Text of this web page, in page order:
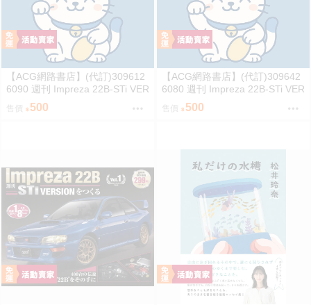
【ACG網路書店】(代訂)309612
6090 週刊 Impreza 22B-STi VER
SION をつくる (3)
售價 500
【ACG網路書店】(代訂)309642
6080 週刊 Impreza 22B-STi VER
SION をつくる (2)
售價 500